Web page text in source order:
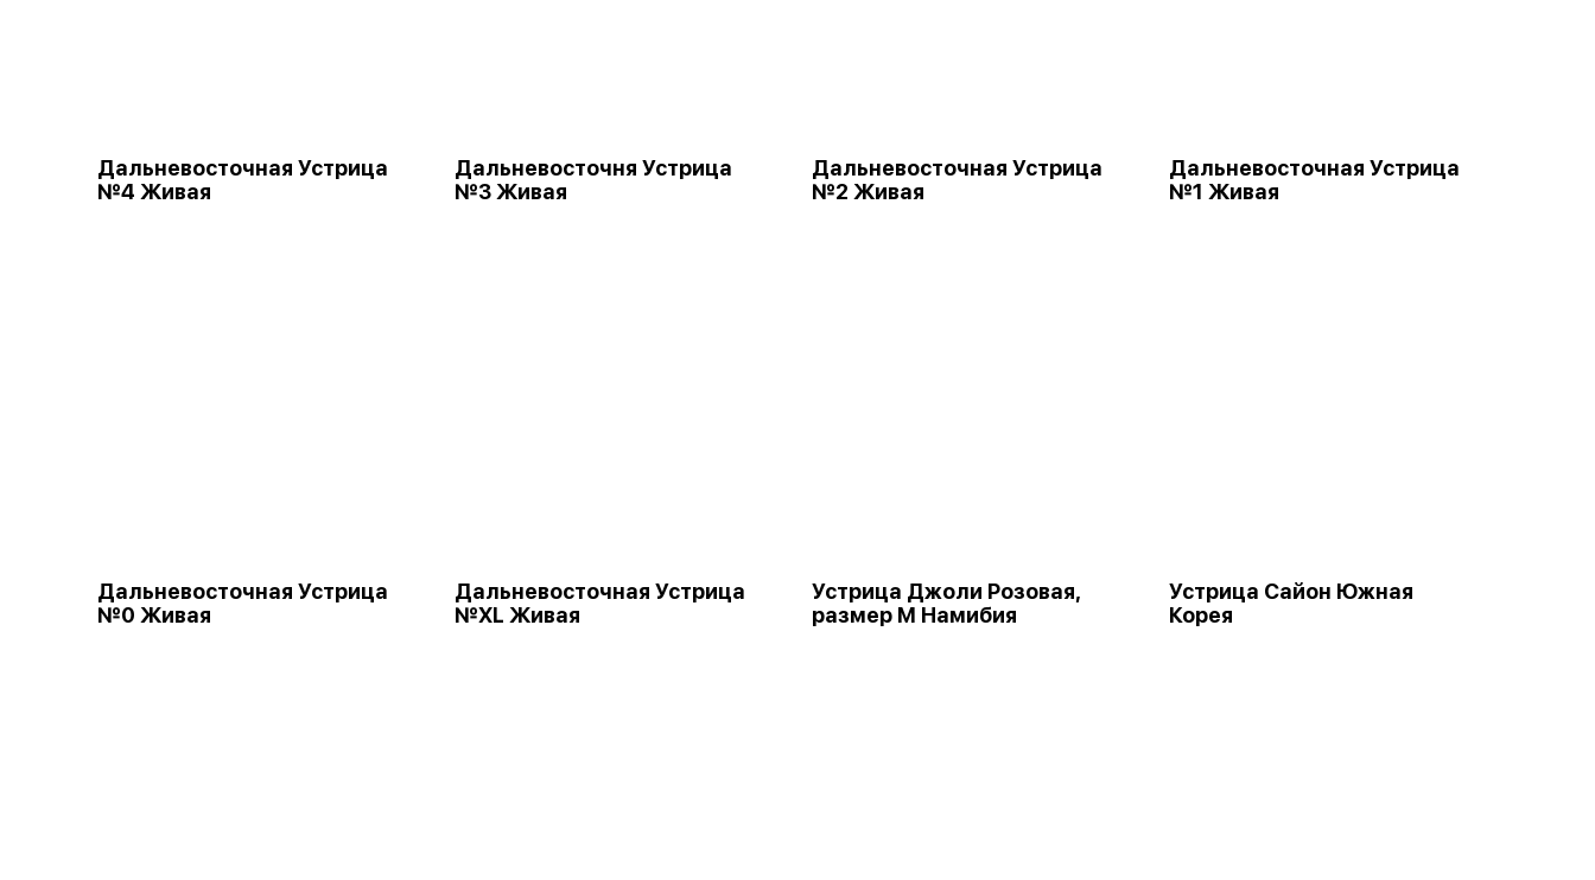
Дальневосточная Устрица
№4 Живая
Дальневосточня Устрица
№3 Живая
Дальневосточная Устрица
№2 Живая
Дальневосточная Устрица
№1 Живая
Дальневосточная Устрица
№0 Живая
Дальневосточная Устрица
№XL Живая
Устрица Джоли Розовая,
размер М Намибия
Устрица Сайон Южная
Корея